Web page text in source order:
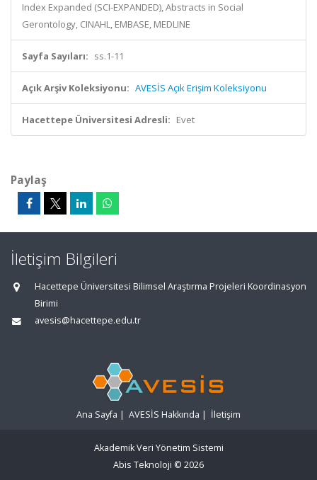
Index Expanded (SCI-EXPANDED), Abstracts in Social
Gerontology, CINAHL, EMBASE, MEDLINE
Sayfa Sayıları: ss.1-11
Açık Arşiv Koleksiyonu: AVESİS Açık Erişim Koleksiyonu
Hacettepe Üniversitesi Adresli: Evet
Paylaş
İletişim Bilgileri
Hacettepe Üniversitesi Bilimsel Araştırma Projeleri Koordinasyon
Birimi
avesis@hacettepe.edu.tr
Ana Sayfa | AVESİS Hakkında | İletişim
Akademik Veri Yönetim Sistemi
Abis Teknoloji © 2026